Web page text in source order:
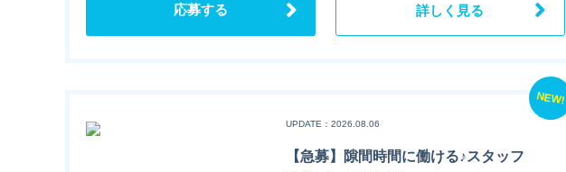
応募する 詳しく見る
NEW!
UPDATE：2026.08.06
【急募】隙間時間に働ける♪スタッフ